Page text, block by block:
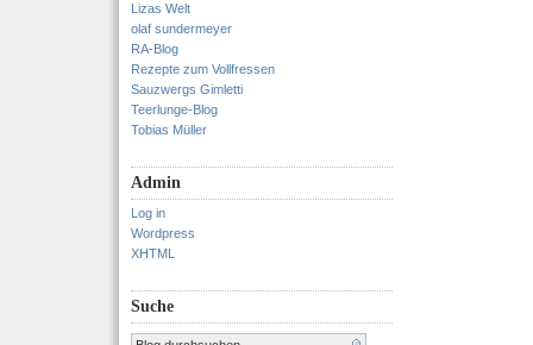
Lizas Welt
olaf sundermeyer
RA-Blog
Rezepte zum Vollfressen
Sauzwergs Gimletti
Teerlunge-Blog
Tobias Müller
Admin
Log in
Wordpress
XHTML
Suche